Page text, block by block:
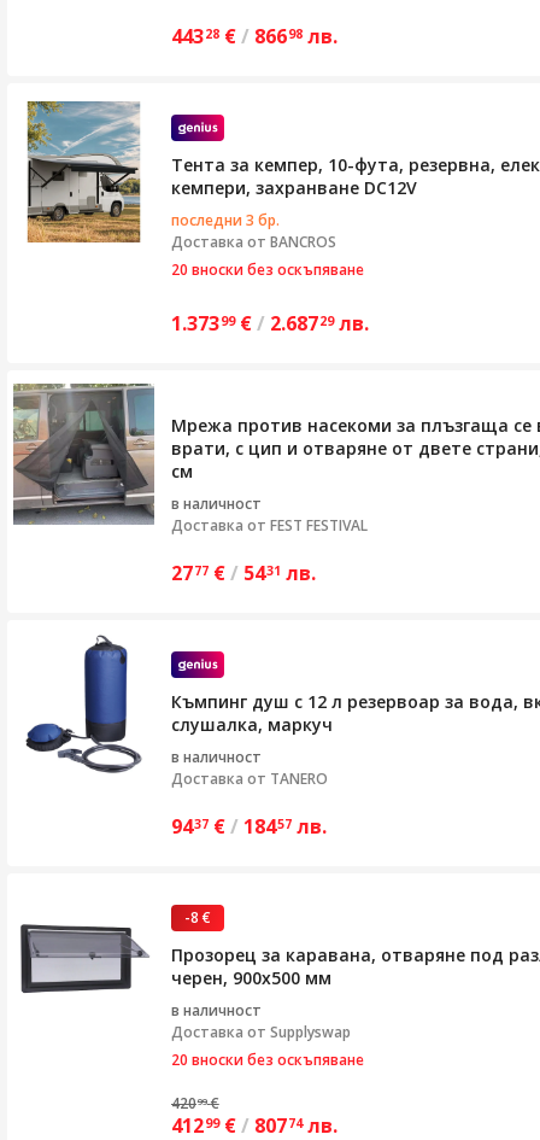
44328 €/ 86698 лв.
Тента за кемпер, 10-фута, резервна,
кемпери, захранване DC12V
последни 3 бр.
Доставка от BANCROS
20 вноски без оскъпяване
1.37399 €/ 2.68729 лв.
Мрежа против насекоми за плъзгаща
врати, с цип и отваряне от двете
см
в наличност
Доставка от FEST FESTIVAL
2777 €/ 5431 лв.
Къмпинг душ с 12 л резервоар за вода,
слушалка, маркуч
в наличност
Доставка от TANERO
9437 €/ 18457 лв.
-8 €
Прозорец за каравана, отваряне под
черен, 900x500 мм
в наличност
Доставка от Supplyswap
20 вноски без оскъпяване
42099 €
41299 €/ 80774 лв.